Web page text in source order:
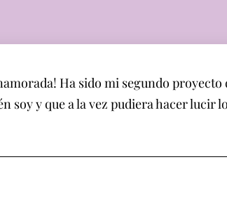
Ha sido mi segundo
soy y que a la vez pudiera hacer lucir